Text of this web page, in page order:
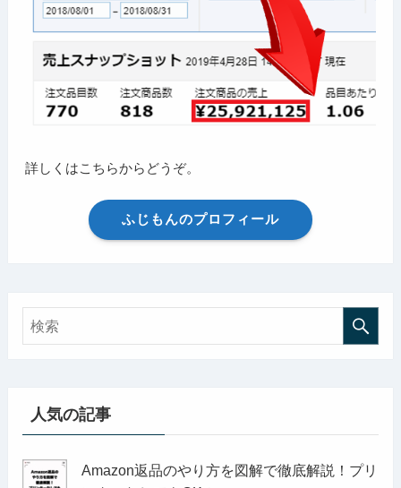
詳しくはこちらからどうぞ。
ふじもんのプロフィール
人気の記事
Amazon返品のやり方を図解で徹底解説！プリ